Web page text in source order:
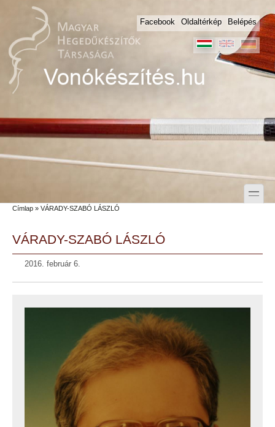
Skip to main content
Skip to search
Facebook
Oldaltérkép Belépés
toggle
Secondary menu
Címlap » VÁRADY-SZABÓ LÁSZLÓ
VÁRADY-SZABÓ LÁSZLÓ
2016. február 6.